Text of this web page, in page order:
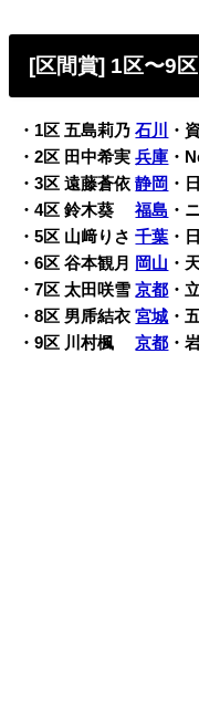
[区間賞] 1区〜9区
・1区 五島莉乃石川
・
・2区 田中希実兵庫 ・
・3区 遠藤蒼依静岡 ・
・4区 鈴木葵福島 ・
・5区 山﨑りさ千葉 ・
・6区 谷本観月 岡山 ・
・7区 太田咲雪京都 ・
・8区 男乕結衣宮城 ・
・9区 川村楓京都 ・